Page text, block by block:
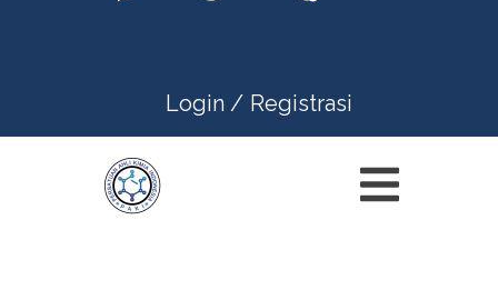
Login / Registrasi